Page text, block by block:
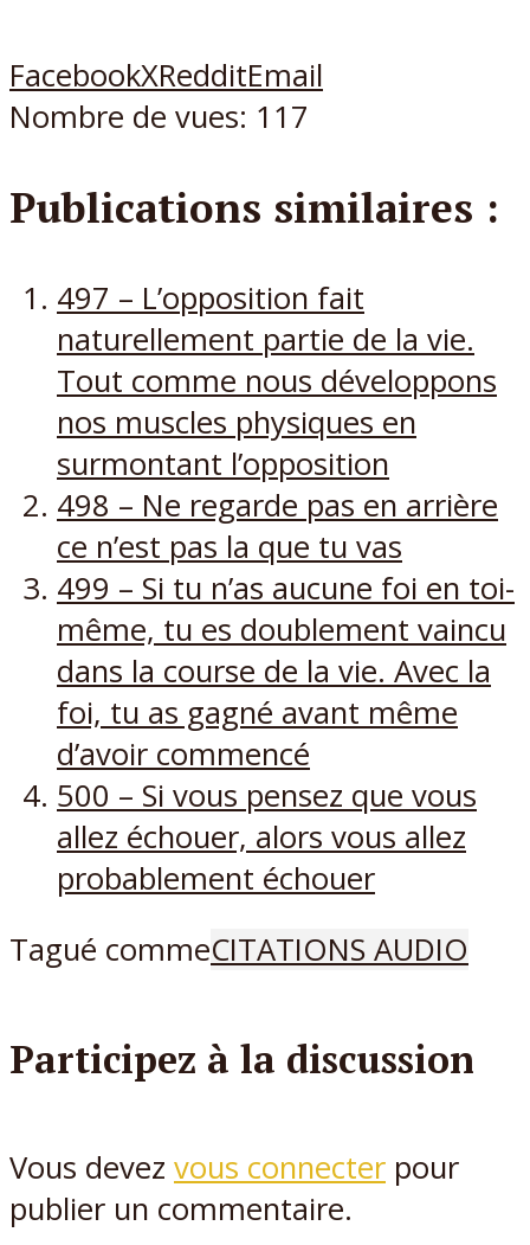
FacebookXRedditEmail
Nombre de vues: 117
Publications similaires :
497 – L’opposition fait
naturellement partie de la vie.
Tout comme nous développons
nos muscles physiques en
surmontant l’opposition
498 – Ne regarde pas en arrière
ce n’est pas la que tu vas
499 – Si tu n’as aucune foi en toi-
même, tu es doublement vaincu
dans la course de la vie. Avec la
foi, tu as gagné avant même
d’avoir commencé
500 – Si vous pensez que vous
allez échouer, alors vous allez
probablement échouer
Tagué commeCITATIONS AUDIO
Participez à la discussion
Vous devez vous connecter pour
publier un commentaire.